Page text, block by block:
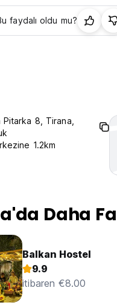
faydalı oldu mu?
Pitarka 8, Tirana,
1.2km
Daha
Balkan Hostel
9.9
itibaren €8.00